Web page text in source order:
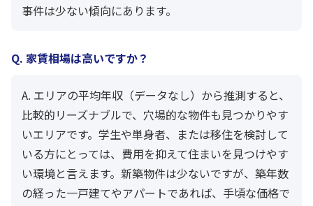
事件は少ない傾向にあります。
Q. 家賃相場は高いですか？
A. エリアの平均年収（データなし）から推測すると、
比較的リーズナブルで、穴場的な物件も見つかりやす
いエリアです。学生や単身者、または移住を検討して
いる方にとっては、費用を抑えて住まいを見つけやす
い環境と言えます。新築物件は少ないですが、築年数
の経った一戸建てやアパートであれば、手頃な価格で